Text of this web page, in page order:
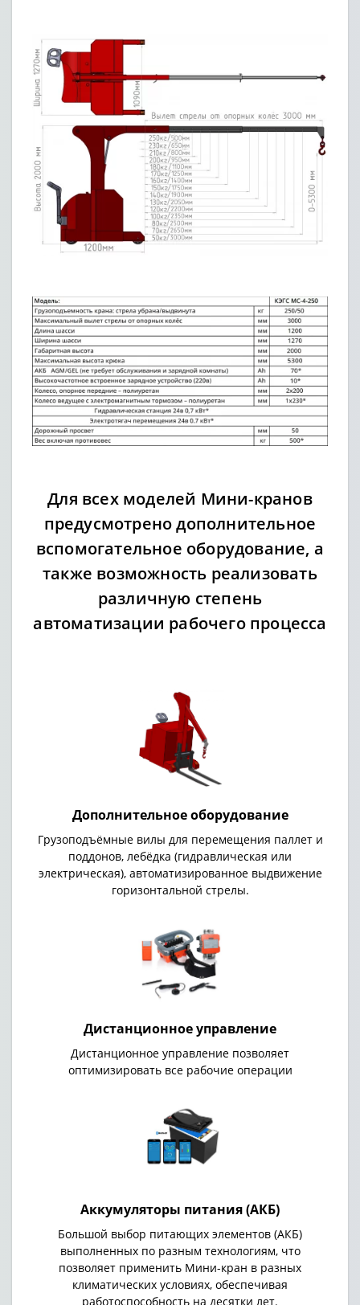
Для всех моделей Мини-кранов
предусмотрено дополнительное
вспомогательное оборудование, а
также возможность реализовать
различную степень
автоматизации рабочего процесса
Дополнительное оборудование
Грузоподъёмные вилы для перемещения паллет и
поддонов, лебёдка (гидравлическая или
электрическая), автоматизированное выдвижение
горизонтальной стрелы.
Дистанционное управление
Дистанционное управление позволяет
оптимизировать все рабочие операции
Аккумуляторы питания (АКБ)
Большой выбор питающих элементов (АКБ)
выполненных по разным технологиям, что
позволяет применить Мини-кран в разных
климатических условиях, обеспечивая
работоспособность на десятки лет.